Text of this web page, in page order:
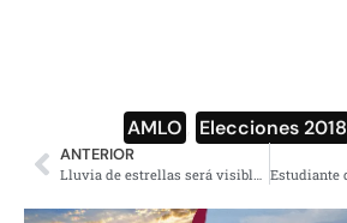
AMLO Elecciones 2018
ANTERIOR
Lluvia de estrellas será visible el 22 de abril